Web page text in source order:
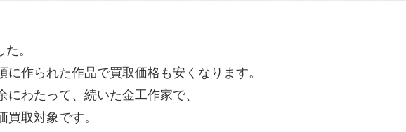
。
作られた作品で買取価格も安くなります。
わたって、続いた金工作家で、
取対象です。